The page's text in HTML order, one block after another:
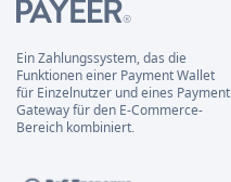
Ein Zahlungssystem, das die
Funktionen einer Payment Wallet
für Einzelnutzer und eines Payment
Gateway für den E-Commerce-
Bereich kombiniert.